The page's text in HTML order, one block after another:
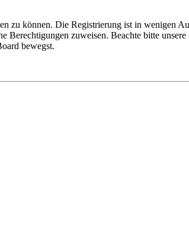
zu können. Die Registrierung ist in wenigen
Berechtigungen zuweisen. Beachte bitte
bewegst.